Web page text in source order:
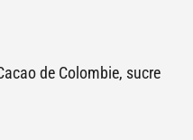
de Colombie, sucre